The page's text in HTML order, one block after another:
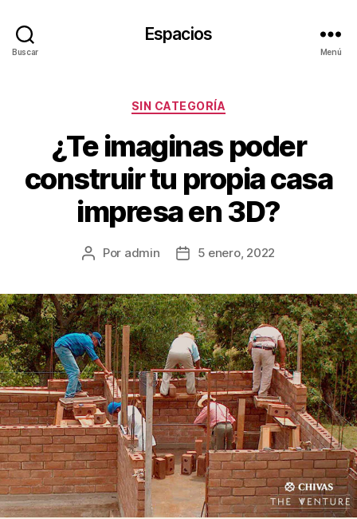
Buscar
Espacios
Menú
Categorías
SIN CATEGORÍA
¿Te imaginas poder
construir tu propia casa
impresa en 3D?
Autor
publicación
Por admin
Fecha
publicación
5 enero, 2022